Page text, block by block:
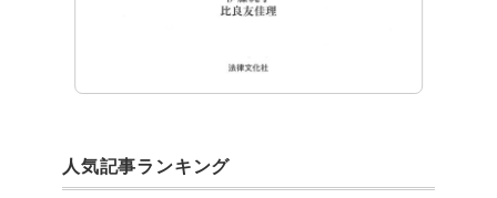
人気記事ランキング